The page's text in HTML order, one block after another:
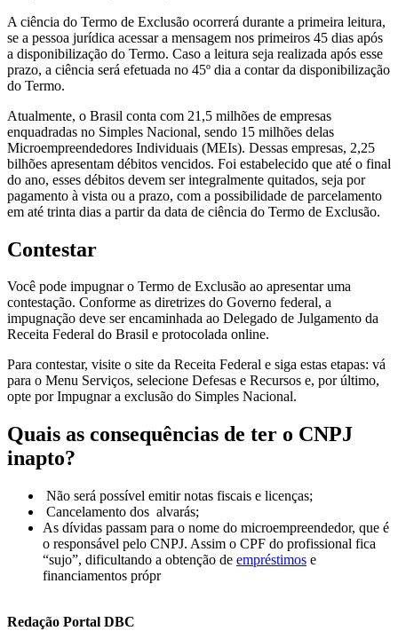
A ciência do Termo de Exclusão ocorrerá durante a primeira leitura,
se a pessoa jurídica acessar a mensagem nos primeiros 45 dias após
a disponibilização do Termo. Caso a leitura seja realizada após esse
prazo, a ciência será efetuada no 45º dia a contar da disponibilização
do Termo.
Atualmente, o Brasil conta com 21,5 milhões de empresas
enquadradas no Simples Nacional, sendo 15 milhões delas
Microempreendedores Individuais (MEIs). Dessas empresas, 2,25
bilhões apresentam débitos vencidos. Foi estabelecido que até o final
do ano, esses débitos devem ser integralmente quitados, seja por
pagamento à vista ou a prazo, com a possibilidade de parcelamento
em até trinta dias a partir da data de ciência do Termo de Exclusão.
Contestar
Você pode impugnar o Termo de Exclusão ao apresentar uma
contestação. Conforme as diretrizes do Governo federal, a
impugnação deve ser encaminhada ao Delegado de Julgamento da
Receita Federal do Brasil e protocolada online.
Para contestar, visite o site da Receita Federal e siga estas etapas: vá
para o Menu Serviços, selecione Defesas e Recursos e, por último,
opte por Impugnar a exclusão do Simples Nacional.
Quais as consequências de ter o CNPJ
inapto?
Não será possível emitir notas fiscais e licenças;
Cancelamento dos alvarás;
As dívidas passam para o nome do microempreendedor, que é
o responsável pelo CNPJ. Assim o CPF do profissional fica
“sujo”, dificultando a obtenção de empréstimos e
financiamentos própr
Redação Portal DBC